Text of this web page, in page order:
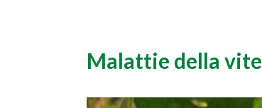
Malattie della vite